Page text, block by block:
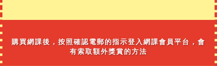
購買網課後，按照確認電郵的指示登入網課會員平台，會
有索取額外獎賞的方法